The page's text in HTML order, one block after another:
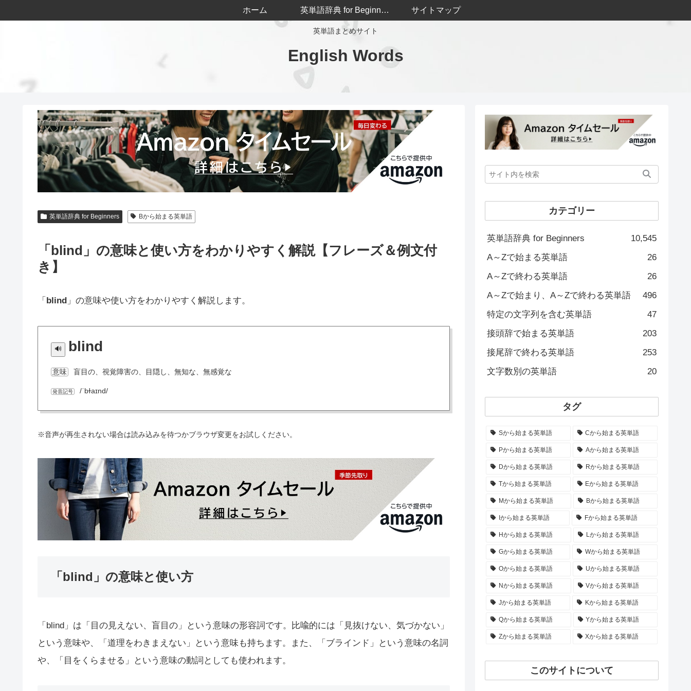
英単語まとめサイト
English Words
ホーム 英単語辞典 for Beginners サイトマップ
英単語辞典 for Beginners Bから始まる英単語
「blind」の意味と使い方をわかりやすく解説【フレーズ＆例文付
き】
「 blind 」の意味や使い方をわかりやすく解説します。
blind
意味 盲目の、視覚障害の、目隠し、無知な、無感覚な
発音記号 /ˈbɫaɪnd/
※音声が再生されない場合は読み込みを待つかブラウザ変更をお試しください。
「blind」の意味と使い方
「blind」は「目の見えない、盲目の」という意味の形容詞です。比喩的には「見抜けない、気づかない」
という意味や、「道理をわきまえない」という意味も持ちます。また、「ブラインド」という意味の名詞
や、「目をくらませる」という意味の動詞としても使われます。
カテゴリー
英単語辞典 for Beginners
10,545
A～Zで始まる英単語
26
A～Zで終わる英単語
26
A～Zで始まり、A～Zで終わる英単語
496
特定の文字列を含む英単語
47
接頭辞で始まる英単語
203
接尾辞で終わる英単語
253
文字数別の英単語
20
タグ
Sから始まる英単語 Cから始まる英単語
Pから始まる英単語 Aから始まる英単語
Dから始まる英単語 Rから始まる英単語
Tから始まる英単語 Eから始まる英単語
Mから始まる英単語 Bから始まる英単語
Iから始まる英単語 Fから始まる英単語
Hから始まる英単語 Lから始まる英単語
Gから始まる英単語 Wから始まる英単語
Oから始まる英単語 Uから始まる英単語
Nから始まる英単語 Vから始まる英単語
Jから始まる英単語 Kから始まる英単語
Qから始まる英単語 Yから始まる英単語
Zから始まる英単語 Xから始まる英単語
このサイトについて